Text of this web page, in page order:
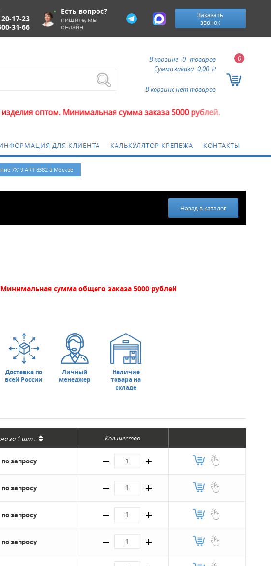
Есть вопрос?
пишите, мы
онлайн
17-23
31-66
Заказать
звонок
0
В корзине 0 товаров
Сумма заказа 0,00 a
В корзине нет товаров
Минимальная сумма заказа 5000 рублей.
ДЛЯ КЛИЕНТА КАЛЬКУЛЯТОР КРЕПЕЖА КОНТАКТЫ
7Х19 ART 8382 в Москве
Назад в каталог
сумма общего заказа 5000 рублей
Доставка по
всей России
Личный
менеджер
Наличие
товара на
складе
за 1 шт. Количество
по запросу
по запросу
по запросу
по запросу